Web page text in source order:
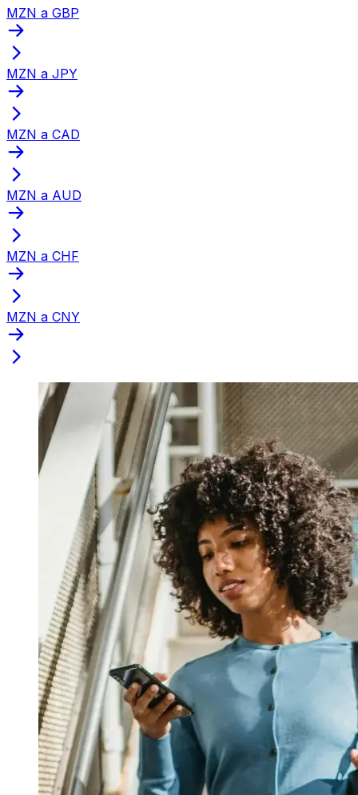
MZN a GBP
MZN a JPY
MZN a CAD
MZN a AUD
MZN a CHF
MZN a CNY